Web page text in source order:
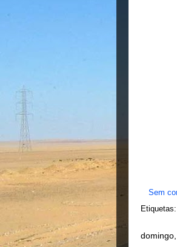
Sem
Etiquetas: